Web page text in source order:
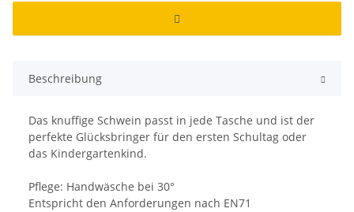
Beschreibung
Das knuffige Schwein passt in jede Tasche und ist der
perfekte Glücksbringer für den ersten Schultag oder
das Kindergartenkind.
Pflege: Handwäsche bei 30°
Entspricht den Anforderungen nach EN71